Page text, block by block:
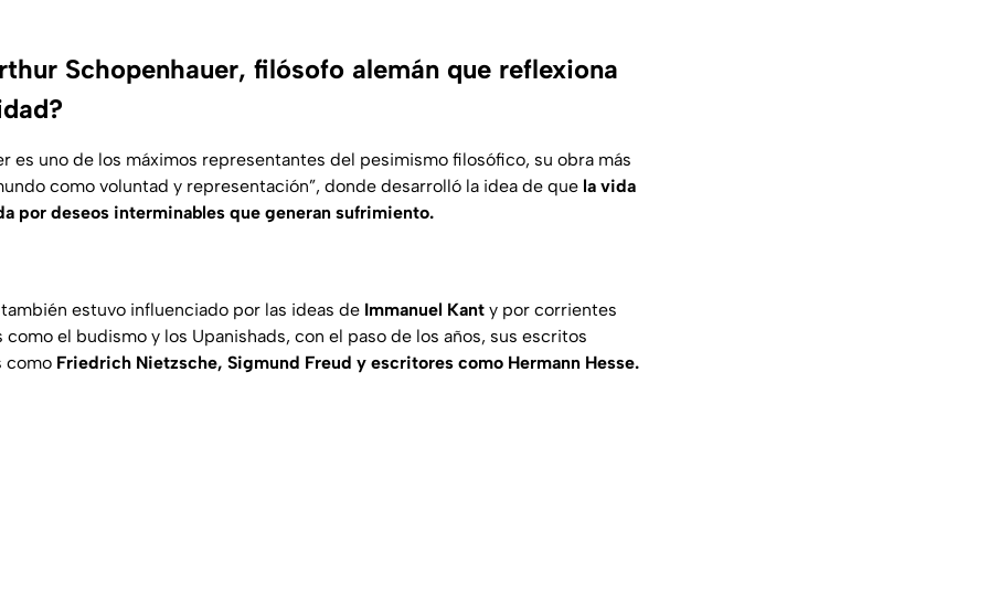
Schopenhauer, filósofo alemán que reflexiona
es uno de los máximos representantes del pesimismo filosófico, su obra más
como voluntad y representación”, donde desarrolló la idea de que la vida
por deseos interminables que generan sufrimiento.
estuvo influenciado por las ideas de Immanuel Kant y por corrientes
el budismo y los Upanishads, con el paso de los años, sus escritos
como Friedrich Nietzsche, Sigmund Freud y escritores como Hermann Hesse.